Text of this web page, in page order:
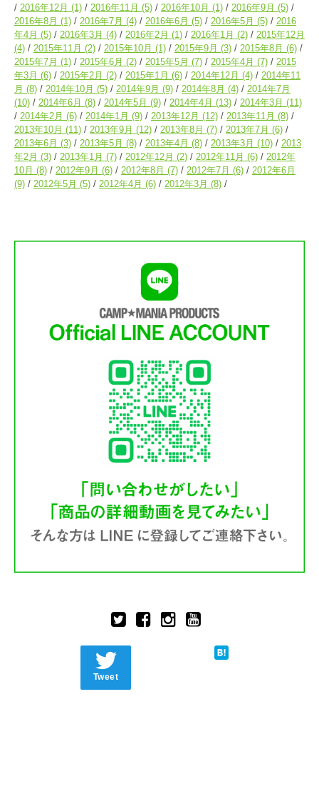
2016年12月 (1) 2016年11月 (5) 2016年10月 (1) 2016年9月 (5)
2016年8月 (1) 2016年7月 (4) 2016年6月 (5) 2016年5月 (5)
2016
年4月 (5) 2016年3月 (4) 2016年2月 (1) 2016年1月 (2)
2015年12月
(4)
2015年11月 (2) 2015年10月 (1) 2015年9月 (3) 2015年8月 (6)
2015年7月 (1) 2015年6月 (2) 2015年5月 (7) 2015年4月 (7)
2015
年3月 (6) 2015年2月 (2) 2015年1月 (6) 2014年12月 (4)
2014年11
月 (8) 2014年10月 (5) 2014年9月 (9) 2014年8月 (4)
2014年7月
(10)
2014年6月 (8) 2014年5月 (9) 2014年4月 (13) 2014年3月 (11)
2014年2月 (6) 2014年1月 (9) 2013年12月 (12) 2013年11月 (8)
2013年10月 (11) 2013年9月 (12) 2013年8月 (7) 2013年7月 (6)
2013年6月 (3) 2013年5月 (8) 2013年4月 (8) 2013年3月 (10)
2013
年2月 (3) 2013年1月 (7) 2012年12月 (2) 2012年11月 (6)
2012年
10月 (8) 2012年9月 (6) 2012年8月 (7) 2012年7月 (6)
2012年6月
(9)
2012年5月 (5) 2012年4月 (6) 2012年3月 (8)
Tweet